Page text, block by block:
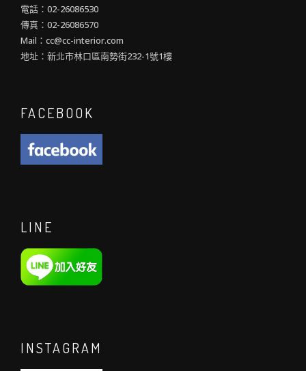
電話：02-26086530
傳真：02-26086570
Mail：cc@cc-interior.com
地址：新北市林口區南勢街232-1號1樓
FACEBOOK
LINE
INSTAGRAM